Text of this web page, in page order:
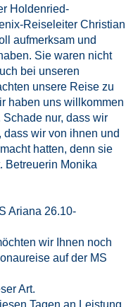
Holdenried-
Reiseleiter Christian
aufmerksam und
Sie waren nicht
bei unseren
unsere Reise zu
haben uns willkommen
nur, dass wir
wir von ihnen und
hatten, denn sie
Betreuerin Monika
Ariana 26.10-
wir Ihnen noch
auf der MS
Art.
Tagen an Leistung